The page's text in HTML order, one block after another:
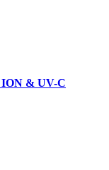
ION & UV-C